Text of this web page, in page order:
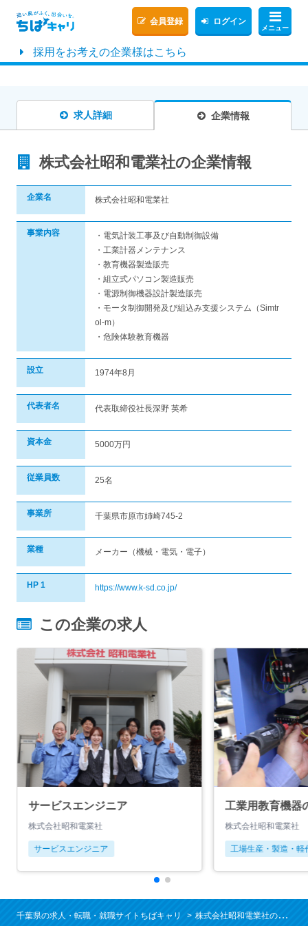
メニュー
会員登録 ログイン
採用をお考えの企業様はこちら
求人詳細 企業情報
株式会社昭和電業社の企業情報
企業名 株式会社昭和電業社
事業内容
・電気計装工事及び自動制御設備
・工業計器メンテナンス
・教育機器製造販売
・組立式パソコン製造販売
・電源制御機器設計製造販売
・モータ制御開発及び組込み支援システム（Simtr
ol-m）
・危険体験教育機器
設立 1974年8月
代表者名 代表取締役社長深野 英希
資本金 5000万円
従業員数 25名
事業所 千葉県市原市姉崎745-2
業種 メーカー（機械・電気・電子）
HP 1 https://www.k-sd.co.jp/
この企業の求人
サービスエンジニア
株式会社昭和電業社
サービスエンジニア
工業用教育機器
株式会社昭和電業社
工場生産・製造・軽
千葉県の求人・転職・就職サイトちばキャリ 株式会社昭和電業社の求人/就職情報